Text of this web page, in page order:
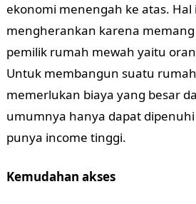
ekonomi menengah ke atas. Hal
mengherankan karena
pemilik rumah mewah yaitu
Untuk membangun suatu
memerlukan biaya yang besar
umumnya hanya dapat
punya income tinggi.
Kemudahan akses